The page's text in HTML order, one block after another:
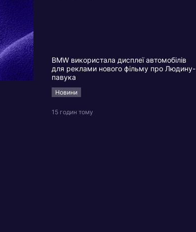
BMW використала дисплеї автомобілів
для реклами нового фільму про Людину-
павука
Новини
15 годин тому